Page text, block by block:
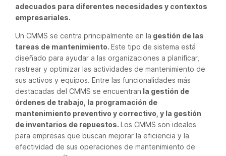
adecuados para diferentes necesidades y contextos
empresariales.
Un CMMS se centra principalmente en la gestión de las
tareas de mantenimiento. Este tipo de sistema está
diseñado para ayudar a las organizaciones a planificar,
rastrear y optimizar las actividades de mantenimiento de
sus activos y equipos. Entre las funcionalidades más
destacadas del CMMS se encuentran la gestión de
órdenes de trabajo, la programación de
mantenimiento preventivo y correctivo, y la gestión
de inventarios de repuestos. Los CMMS son ideales
para empresas que buscan mejorar la eficiencia y la
efectividad de sus operaciones de mantenimiento de